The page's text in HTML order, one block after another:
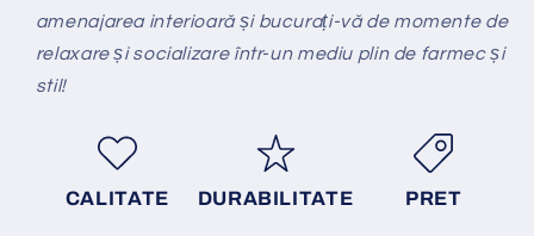
amenajarea interioară și bucurați-vă de momente de
relaxare și socializare într-un mediu plin de farmec și
stil!
CALITATE DURABILITATE PRET